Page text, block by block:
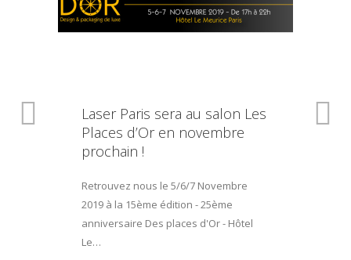
Laser Paris sera au salon Les
Places d’Or en novembre
prochain !
Retrouvez nous le 5/6/7 Novembre
2019 à la 15ème édition - 25ème
anniversaire Des places d'Or - Hôtel
Le…